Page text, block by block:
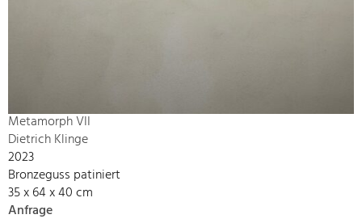
Metamorph VII
Dietrich Klinge
2023
Bronzeguss patiniert
35 x 64 x 40 cm
Anfrage